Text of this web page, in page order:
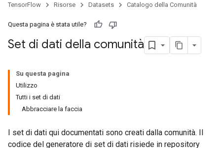
TensorFlow Risorse Datasets Catalogo della Comunità
Questa pagina è stata utile?
Set di dati della comunità
Su questa pagina
Utilizzo
Tutti i set di dati
Abbracciare la faccia
I set di dati qui documentati sono creati dalla comunità. Il
codice del generatore di set di dati risiede in repository